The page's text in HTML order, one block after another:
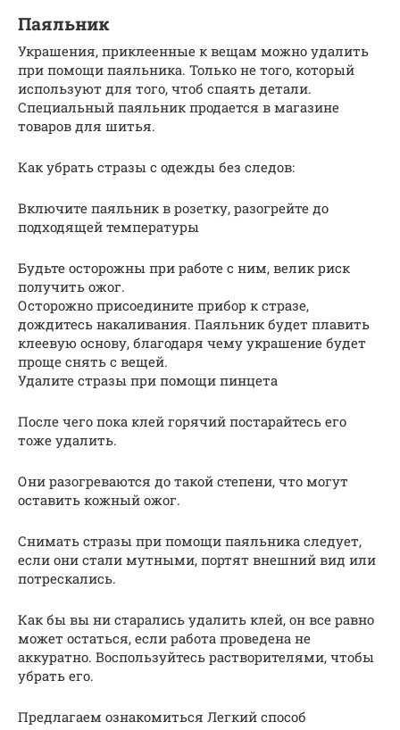
Паяльник
Украшения, приклеенные к вещам можно удалить
при помощи паяльника. Только не того, который
используют для того, чтоб спаять детали.
Специальный паяльник продается в магазине
товаров для шитья.
Как убрать стразы с одежды без следов:
Включите паяльник в розетку, разогрейте до
подходящей температуры
Будьте осторожны при работе с ним, велик риск
получить ожог.
Осторожно присоедините прибор к стразе,
дождитесь накаливания. Паяльник будет плавить
клеевую основу, благодаря чему украшение будет
проще снять с вещей.
Удалите стразы при помощи пинцета
После чего пока клей горячий постарайтесь его
тоже удалить.
Они разогреваются до такой степени, что могут
оставить кожный ожог.
Снимать стразы при помощи паяльника следует,
если они стали мутными, портят внешний вид или
потрескались.
Как бы вы ни старались удалить клей, он все равно
может остаться, если работа проведена не
аккуратно. Воспользуйтесь растворителями, чтобы
убрать его.
Предлагаем ознакомиться Легкий способ